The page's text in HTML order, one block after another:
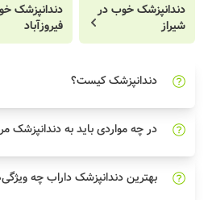
دندانپزشک خوب در
شیراز
دندانپزشک
فیروزآباد
دندانپزشک کیست؟
در چه مواردی باید به دندانپزشک
بهترین دندانپزشک داراب چه